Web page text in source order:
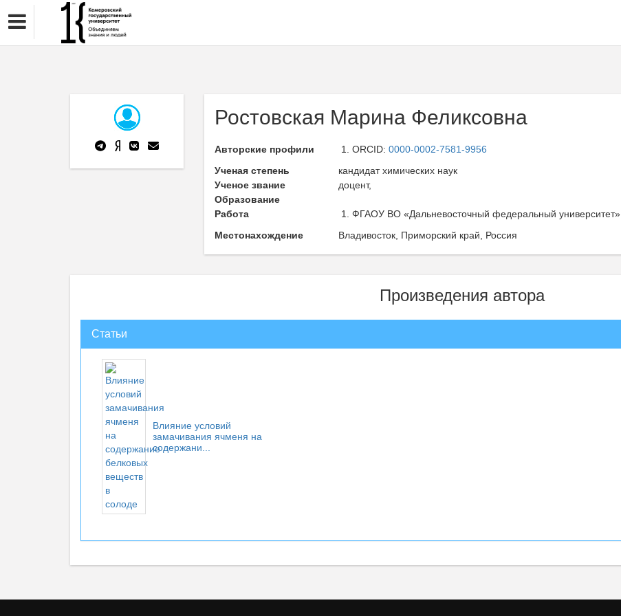
Ростовская Марина Феликсовна
Авторские профили ORCID: 0000-0002-7581-9956
Ученая степень
кандидат химических наук
Ученое звание
доцент,
Образование
Работа
ФГАОУ ВО «Дальневосточный федеральный университет» ,
Местонахождение
Владивосток, Приморский край, Россия
Произведения автора
Статьи
Влияние условий
замачивания ячменя на
содержани...